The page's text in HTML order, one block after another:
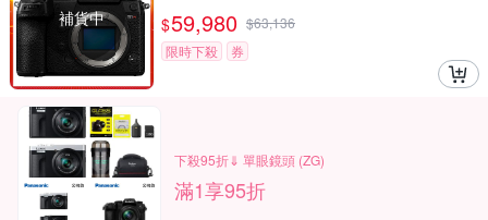
補貨中 $59,980 $63,136
限時下殺
券
下殺95折⇓ 單眼鏡頭 (ZG)
滿1享95折